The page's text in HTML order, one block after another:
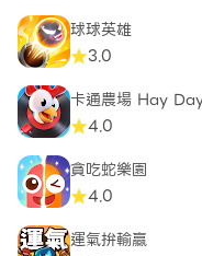
球球英雄
3.0
卡通農場 Hay
4.0
貪吃蛇樂園
4.0
運氣拚輸贏